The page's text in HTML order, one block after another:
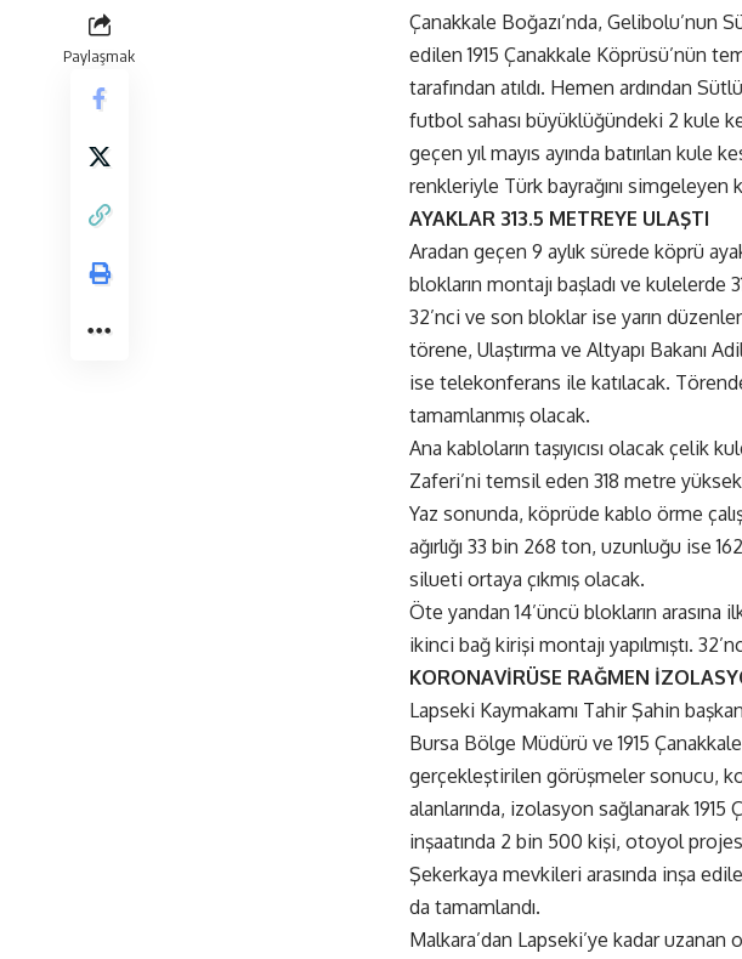
Paylaşmak
Çanakkale Boğazı’nda, Gelibolu’nun
edilen 1915 Çanakkale Köprüsü’nün
tarafından atıldı. Hemen ardından
futbol sahası büyüklüğündeki 2 kule
geçen yıl mayıs ayında batırılan kule
renkleriyle Türk bayrağını simgeleyen
AYAKLAR 313.5 METREYE ULAŞTI
Aradan geçen 9 aylık sürede köprü
blokların montajı başladı ve kulelerde
32’nci ve son bloklar ise yarın
törene, Ulaştırma ve Altyapı Bakanı
ise telekonferans ile katılacak.
tamamlanmış olacak.
Ana kabloların taşıyıcısı olacak çelik
Zaferi’ni temsil eden 318 metre
Yaz sonunda, köprüde kablo örme
ağırlığı 33 bin 268 ton, uzunluğu ise
silueti ortaya çıkmış olacak.
Öte yandan 14’üncü blokların arasına
ikinci bağ kirişi montajı yapılmıştı.
KORONAVİRÜSE RAĞMEN
Lapseki Kaymakamı Tahir Şahin
Bursa Bölge Müdürü ve 1915
gerçekleştirilen görüşmeler sonucu,
alanlarında, izolasyon sağlanarak 1915
inşaatında 2 bin 500 kişi, otoyol
Şekerkaya mevkileri arasında inşa
da tamamlandı.
Malkara’dan Lapseki’ye kadar